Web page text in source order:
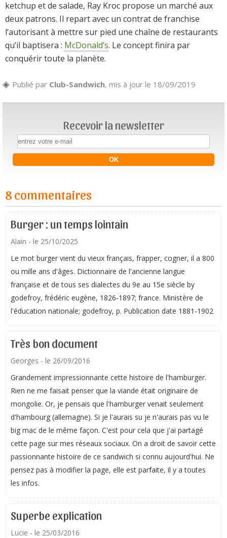
ketchup et de salade, Ray Kroc propose un marché aux
deux patrons. Il repart avec un contrat de franchise
l’autorisant à mettre sur pied une chaîne de restaurants
qu’il baptisera : McDonald’s. Le concept finira par
conquérir toute la planète.
Publié par Club-Sandwich, mis à jour le 18/09/2019
Recevoir la newsletter
8 commentaires
Burger : un temps lointain
Alain - le 25/10/2025
Le mot burger vient du vieux français, frapper, cogner, il a 800
ou mille ans d'âges. Dictionnaire de l'ancienne langue
française et de tous ses dialectes du 9e au 15e siècle by
godefroy, frédéric eugène, 1826-1897; france. Ministère de
l'éducation nationale; godefroy, p. Publication date 1881-1902
Très bon document
Georges - le 26/09/2016
Grandement impressionnante cette histoire de l'hamburger.
Rien ne me faisait penser que la viande était originaire de
mongolie. Or, je pensais que l'hamburger venait seulement
d'hambourg (allemagne). Si je l'aurais su je n'aurais pas vu le
big mac de le même façon. C'est pour cela que j'ai partagé
cette page sur mes réseaux sociaux. On a droit de savoir cette
passionnante histoire de ce sandwich si connu aujourd'hui. Ne
pensez pas à modifier la page, elle est parfaite, il y a toutes
les infos.
Superbe explication
Lucie - le 25/03/2016